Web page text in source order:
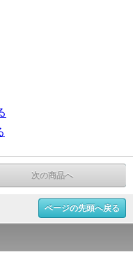
次の商品へ
ページの先頭へ戻る